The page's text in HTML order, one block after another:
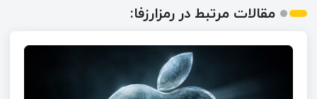
مقالات مرتبط در رمزارزفا: